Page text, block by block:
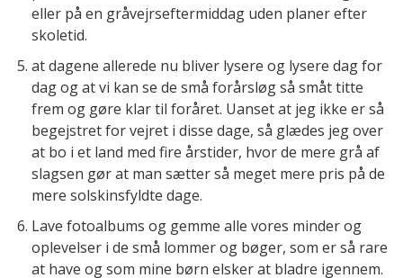
eller på en gråvejrseftermiddag uden planer efter
skoletid.
at dagene allerede nu bliver lysere og lysere dag for
dag og at vi kan se de små forårsløg så småt titte
frem og gøre klar til foråret. Uanset at jeg ikke er så
begejstret for vejret i disse dage, så glædes jeg over
at bo i et land med fire årstider, hvor de mere grå af
slagsen gør at man sætter så meget mere pris på de
mere solskinsfyldte dage.
Lave fotoalbums og gemme alle vores minder og
oplevelser i de små lommer og bøger, som er så rare
at have og som mine børn elsker at bladre igennem.